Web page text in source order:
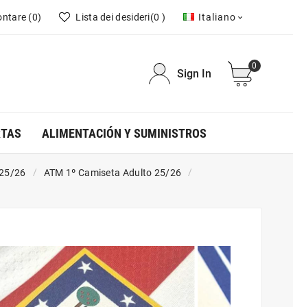
(0) Lista dei desideri(0 ) Italiano 
Sign In
0
ALIMENTACIÓN Y SUMINISTROS
26
ATM 1º Camiseta Adulto 25/26